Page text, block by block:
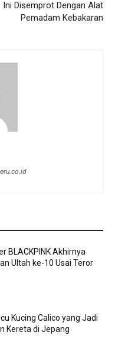
Ini Disemprot Dengan Alat
Pemadam Kebakaran
BLACKPINK Akhirnya
Ultah ke-10 Usai Teror
Kucing Calico yang Jadi
Kereta di Jepang